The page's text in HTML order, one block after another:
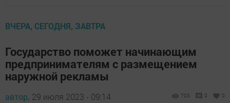
ВЧЕРА, СЕГОДНЯ, ЗАВТРА
Государство поможет начинающим
предпринимателям с размещением
наружной рекламы
автор, 29 июля 2023 - 09:14 703 0 0